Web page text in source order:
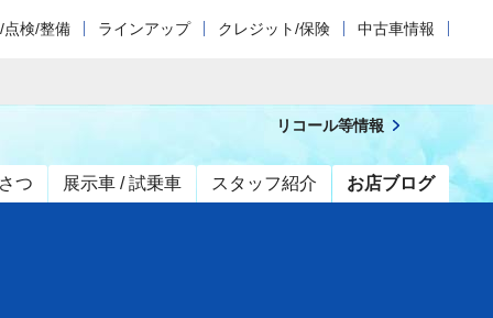
点検/整備 ラインアップ クレジット/保険 中古車情報
つ 展示車 / 試乗車 スタッフ紹介 お店ブログ
リコール等情報